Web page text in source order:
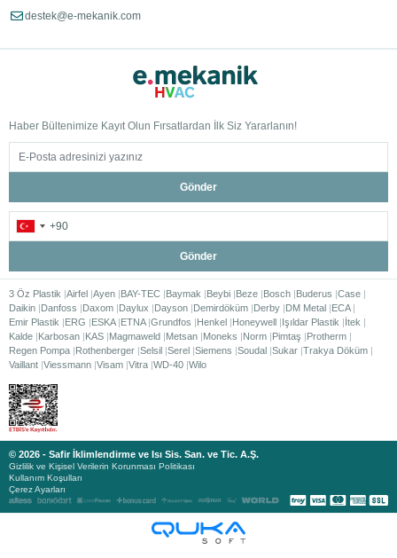
destek@e-mekanik.com
Haber Bültenimize Kayıt Olun Fırsatlardan İlk Siz Yararlanın!
Gönder
Gönder
3 Öz Plastik Airfel Ayen BAY-TEC Baymak Beybi Beze Bosch Buderus Case
Daikin Danfoss Daxom Daylux Dayson Demirdöküm Derby DM Metal ECA
Emir Plastik
ERG ESKA ETNA Grundfos Henkel Honeywell Işıldar Plastik
İtek
Kalde Karbosan KAS Magmaweld Metsan Moneks Norm Pimtaş
Protherm
Regen Pompa Rothenberger Selsil Serel Siemens Soudal Sukar Trakya Döküm
Vaillant Viessmann Visam Vitra WD-40 Wilo
© 2026 - Safir İklimlendirme ve Isı Sis. San. ve Tic. A.Ş.
Gizlilik ve Kişisel Verilerin Korunması Politikası
Kullanım Koşulları
Çerez Ayarları